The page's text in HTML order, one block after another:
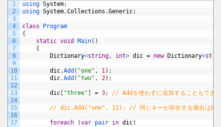
1
2
3
4
5
6
7
8
9
10
11
12
13
14
15
16
17
using System;
using System.Collections .Generic;
class
Program
{
static void Main( )
{
Dictionary<string, int> dic = new Dictionary<
dic.Add ( "one" , 1) ;
dic.Add ( "two" , 2) ;
dic "three" = 3; // Addを使わずに追加することもできる
// dic.Add("one", 11); // 同じキーが存在する場合は例外
foreach (var pair in dic)